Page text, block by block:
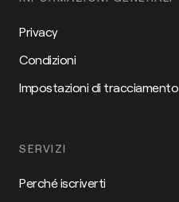
Privacy
Condizioni
Impostazioni di tracciamento
SERVIZI
Perché iscriverti